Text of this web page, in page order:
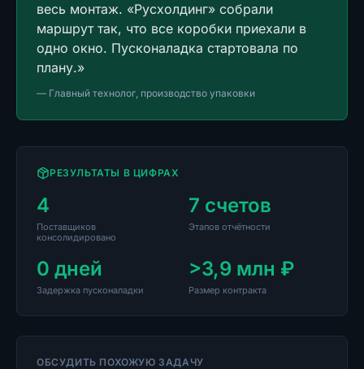
весь монтаж. «Русхолдинг» собрали
маршрут так, что все коробки приехали в
одно окно. Пусконаладка стартовала по
плану.»
— Главный технолог, производство упаковки
РЕЗУЛЬТАТЫ В ЦИФРАХ
4
Поставщиков
консолидировано
7 счетов
Этапов отчётности
0 дней
Задержка пусконаладки
>3,9 млн ₽
Размер контракта
ОБСУДИТЬ ПОХОЖУЮ ЗАДАЧУ